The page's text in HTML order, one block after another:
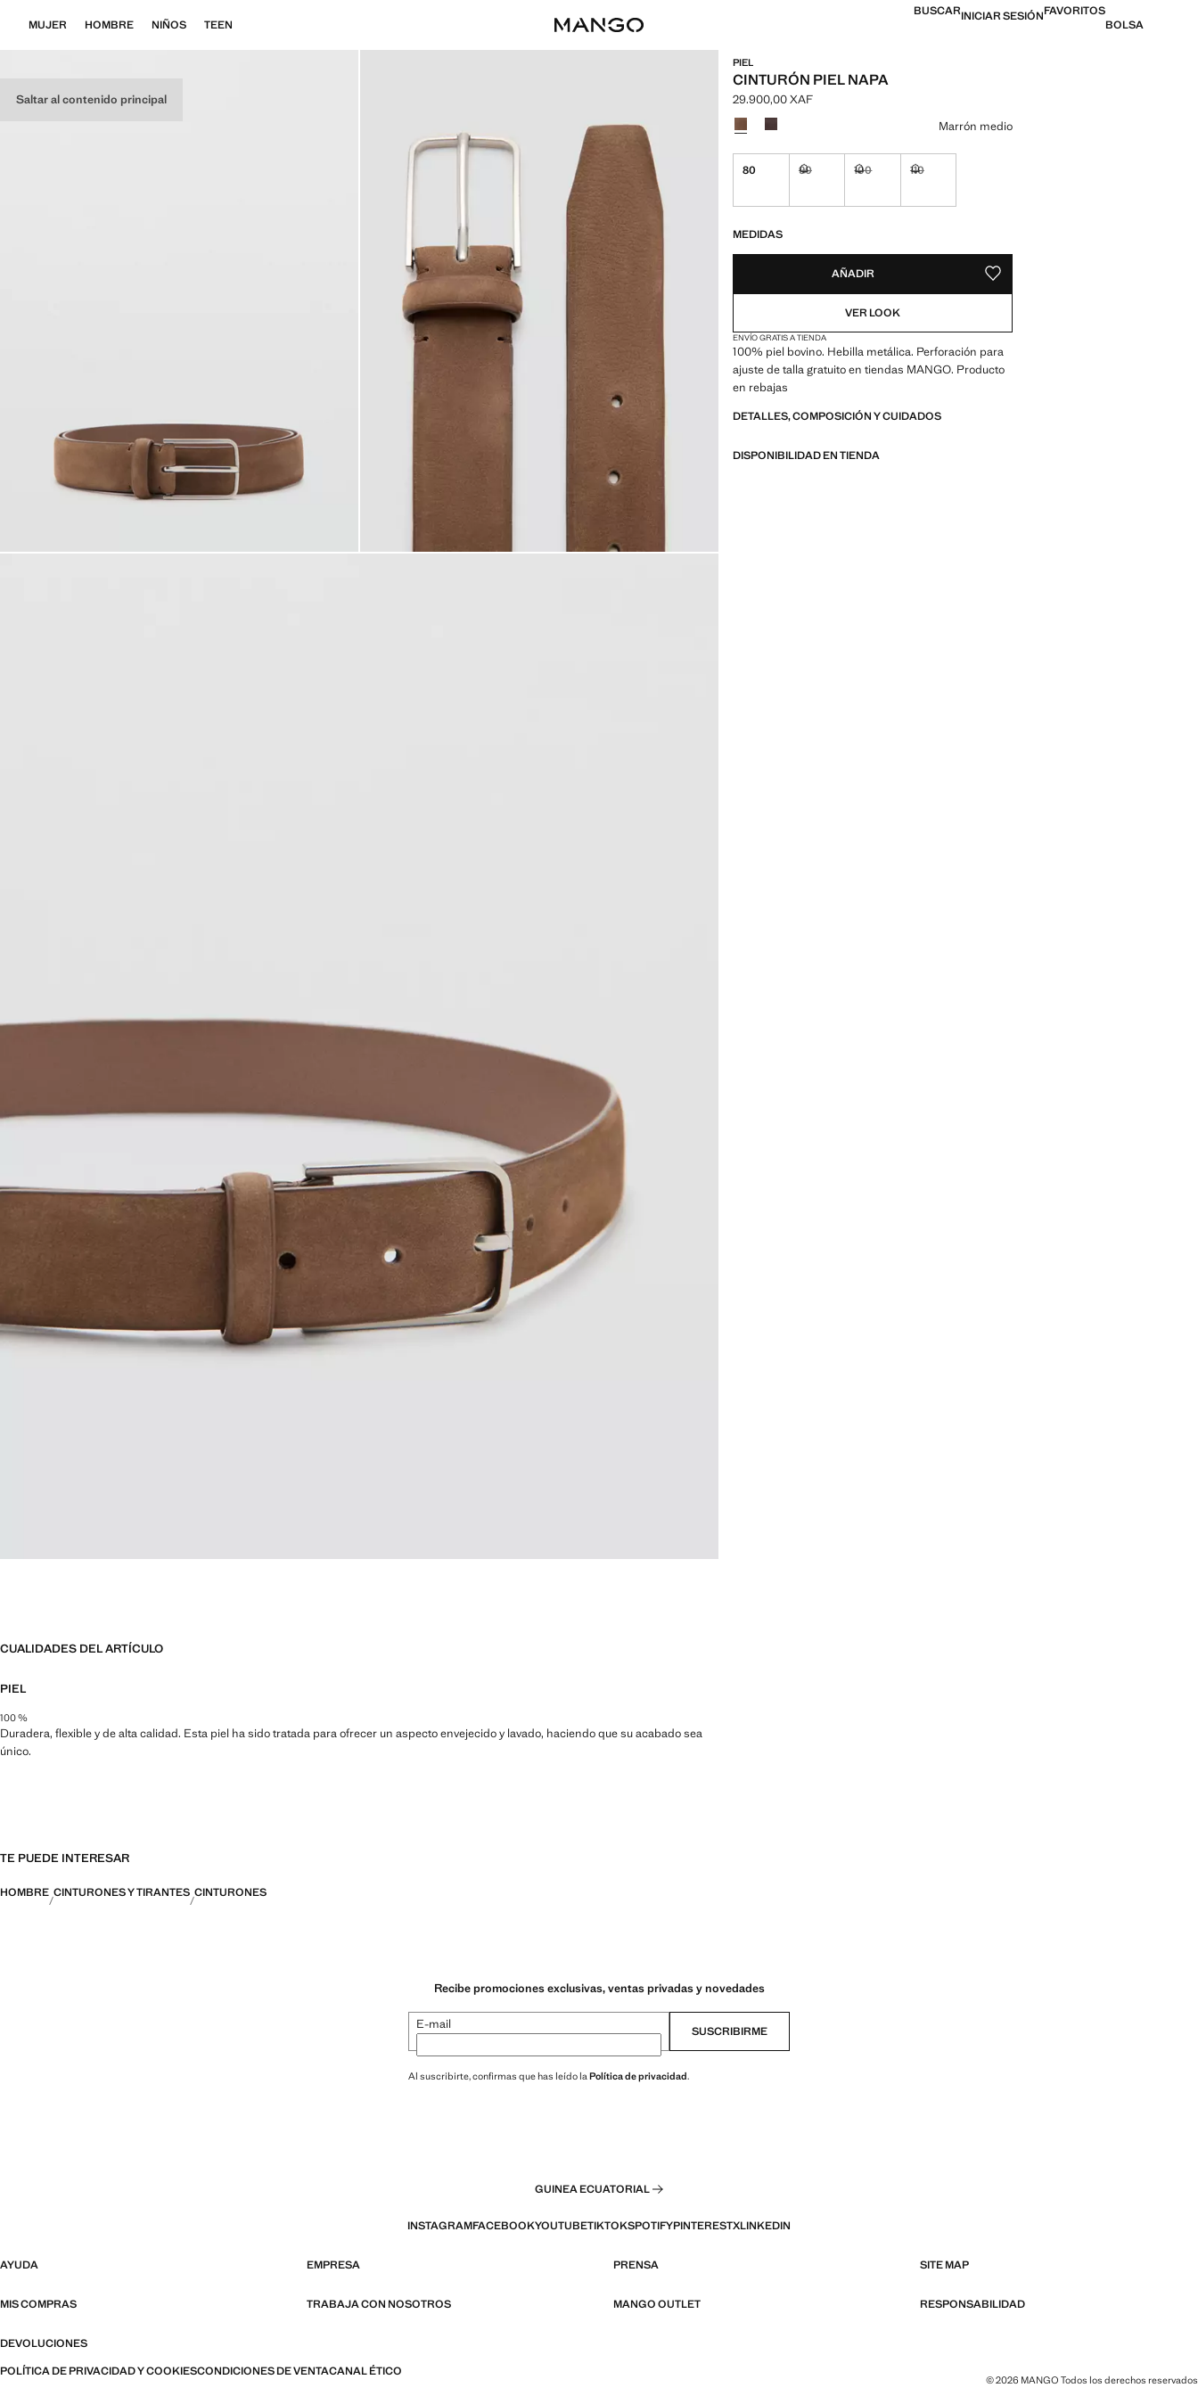
Saltar al contenido principal
MUJER HOMBRE NIÑOS TEEN
BUSCARINICIAR SESIÓNFAVORITOS
BOLSA
PIEL
CINTURÓN PIEL NAPA
Precio actual [29.900,00 XAF ]
29.900,00 XAF
Selecciona un color
Marrón medio
80 90 100 110
MEDIDAS
AÑADIR GUARDAR COMO FAVORITO
VER LOOK
ENVÍO GRATIS A TIENDA
100% piel bovino. Hebilla metálica. Perforación para
ajuste de talla gratuito en tiendas MANGO. Producto
en rebajas
DETALLES, COMPOSICIÓN Y CUIDADOS
DISPONIBILIDAD EN TIENDA
CUALIDADES DEL ARTÍCULO
PIEL
100 %
Duradera, flexible y de alta calidad. Esta piel ha sido tratada para ofrecer un aspecto envejecido y lavado, haciendo que su acabado sea
único.
TE PUEDE INTERESAR
HOMBRE CINTURONES Y TIRANTES CINTURONES
Recibe promociones exclusivas, ventas privadas y novedades
E-mail SUSCRIBIRME
Al suscribirte, confirmas que has leído laPolítica de privacidad.
GUINEA ECUATORIAL
INSTAGRAMFACEBOOKYOUTUBETIKTOKSPOTIFYPINTERESTXLINKEDIN
AYUDA EMPRESA PRENSA SITE MAP
MIS COMPRAS TRABAJA CON NOSOTROS MANGO OUTLET RESPONSABILIDAD
DEVOLUCIONES
POLÍTICA DE PRIVACIDAD Y COOKIESCONDICIONES DE VENTACANAL ÉTICO
© 2026 MANGO Todos los derechos reservados